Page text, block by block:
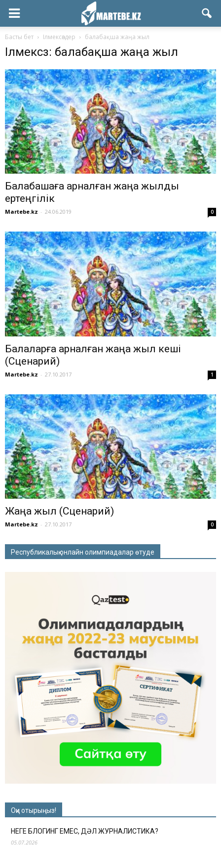
Басты бет Ілмексөздер балабақша жаңа жыл
Ілмексөз: балабақша жаңа жыл
Балабақшаға арналған жаңа жылдық
ертеңгілік
Martebe.kz - 24.06.2019 0
Балаларға арналған жаңа жыл кеші
(Сценарий)
Martebe.kz - 27.10.2017 1
Жаңа жыл (Сценарий)
Martebe.kz - 27.10.2017 0
Республикалық онлайн олимпиадалар өтуде
Оқи отырыңыз!
НЕГЕ БЛОГИНГ ЕМЕС, ДӘЛ ЖУРНАЛИСТИКА?
05.07.2026